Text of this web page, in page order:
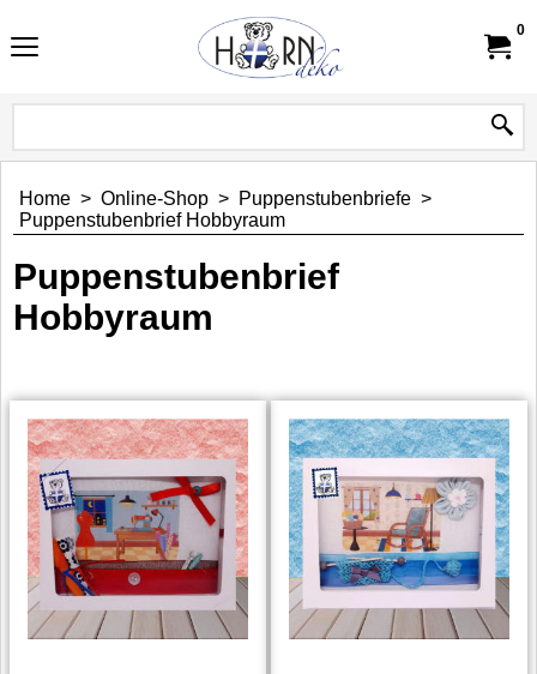
0
Home > Online-Shop > Puppenstubenbriefe >
Puppenstubenbrief Hobbyraum
Puppenstubenbrief
Hobbyraum